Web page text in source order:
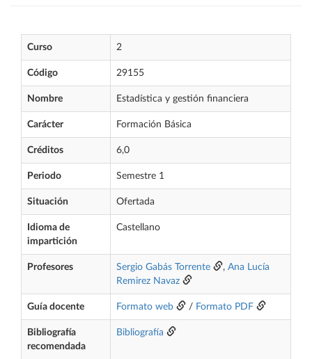
Curso 2
Código 29155
Nombre Estadística y gestión financiera
Carácter Formación Básica
Créditos 6,0
Periodo Semestre 1
Situación Ofertada
Idioma de
impartición
Castellano
Profesores Sergio Gabás Torrente , Ana Lucía
Remirez Navaz
Guía docente Formato web / Formato PDF
Bibliografía
recomendada
Bibliografía